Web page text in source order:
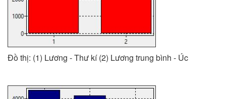
Đồ thị: (1) Lương - Thư kí (2) Lương trung bình - Úc